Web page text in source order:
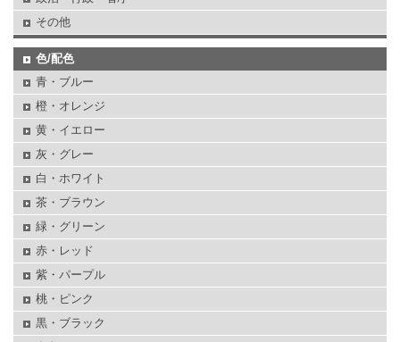
その他
色/配色
青・ブルー
橙・オレンジ
黄・イエロー
灰・グレー
白・ホワイト
茶・ブラウン
緑・グリーン
赤・レッド
紫・パープル
桃・ピンク
黒・ブラック